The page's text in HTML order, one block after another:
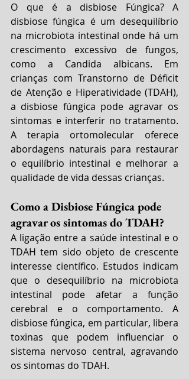
O que é a disbiose Fúngica? A
disbiose fúngica é um desequilíbrio
na microbiota intestinal onde há um
crescimento excessivo de fungos,
como a Candida albicans. Em
crianças com Transtorno de Déficit
de Atenção e Hiperatividade (TDAH),
a disbiose fúngica pode agravar os
sintomas e interferir no tratamento.
A terapia ortomolecular oferece
abordagens naturais para restaurar
o equilíbrio intestinal e melhorar a
qualidade de vida dessas crianças.
Como a Disbiose Fúngica pode
agravar os sintomas do TDAH?
A ligação entre a saúde intestinal e o
TDAH tem sido objeto de crescente
interesse científico. Estudos indicam
que o desequilíbrio na microbiota
intestinal pode afetar a função
cerebral e o comportamento. A
disbiose fúngica, em particular, libera
toxinas que podem influenciar o
sistema nervoso central, agravando
os sintomas do TDAH.